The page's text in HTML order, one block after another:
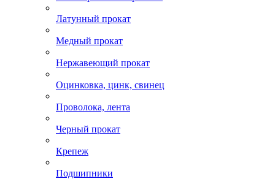
Латунный прокат
Медный прокат
Нержавеющий прокат
Оцинковка, цинк, свинец
Проволока, лента
Черный прокат
Крепеж
Подшипники